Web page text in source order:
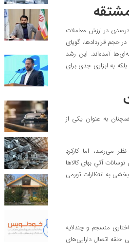
مشتقه
شاید بتوان گفت رکورددار تحولات بهار ۱۴۰۵، بازار اختیار معامله است. جهش خیره‌کننده ۵۷۲۸ درصدی در ارزش معاملات
حکایت از تغییر ذائقه معامله‌گران دارد. افزایش ۱۷۶۱ درصدی در حجم قراردادها، گویای
آمده‌اند. این رشد
به ابزاری جدی برای
تومان و حجم ۴۴٫۶ میلیون قرارداد، همچنان به عنوان یکی از
می‌رسد، اما کارکردِ
آتیِ بهای کالاها
به انتظارات تورمی
بلکه به ساختاری منسجم و چندلایه
حلقه اتصال دارایی‌های